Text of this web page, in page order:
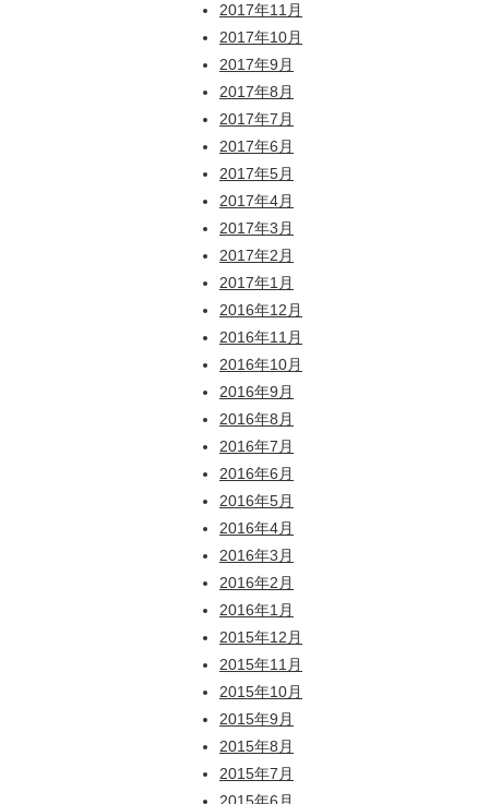
2017年11月
2017年10月
2017年9月
2017年8月
2017年7月
2017年6月
2017年5月
2017年4月
2017年3月
2017年2月
2017年1月
2016年12月
2016年11月
2016年10月
2016年9月
2016年8月
2016年7月
2016年6月
2016年5月
2016年4月
2016年3月
2016年2月
2016年1月
2015年12月
2015年11月
2015年10月
2015年9月
2015年8月
2015年7月